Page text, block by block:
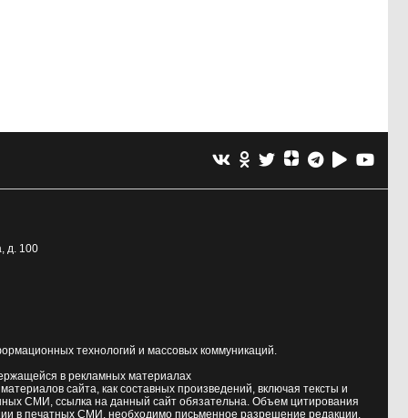
д. 100
технологий и массовых коммуникаций.
в рекламных материалах
сайта, как составных произведений, включая тексты и
СМИ, ссылка на данный сайт обязательна. Объем цитирования
в печатных СМИ, необходимо письменное разрешение редакции.